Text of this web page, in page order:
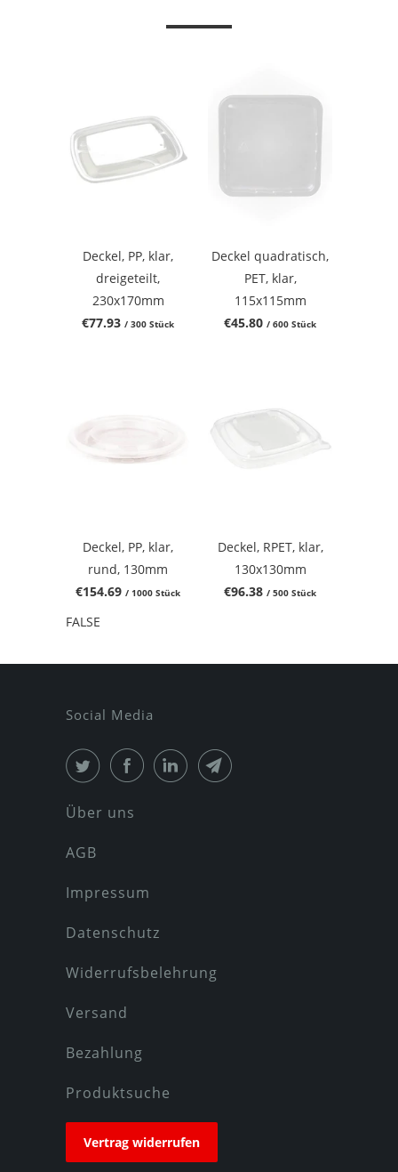
Deckel, PP, klar,
dreigeteilt,
230x170mm
€77.93 / 300 Stück
Deckel quadratisch,
PET, klar,
115x115mm
€45.80 / 600 Stück
Deckel, PP, klar,
rund, 130mm
€154.69 / 1000 Stück
Deckel, RPET, klar,
130x130mm
€96.38 / 500 Stück
FALSE
Social Media
Über uns
AGB
Impressum
Datenschutz
Widerrufsbelehrung
Versand
Bezahlung
Produktsuche
Vertrag widerrufen